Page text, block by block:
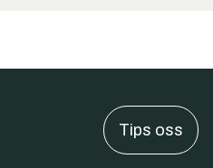
Tips oss